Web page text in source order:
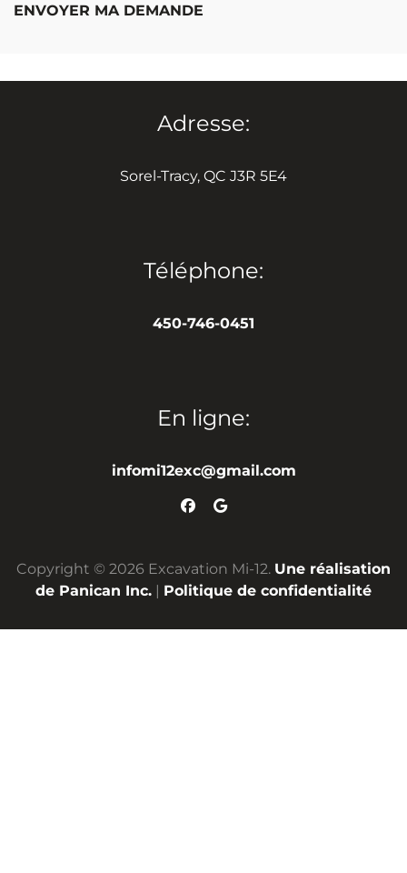
ENVOYER MA DEMANDE
Adresse:
Sorel-Tracy, QC J3R 5E4
Téléphone:
450-746-0451
En ligne:
infomi12exc@gmail.com
Copyright © 2026 Excavation Mi-12. Une réalisation
de Panican Inc.
Politique de confidentialité